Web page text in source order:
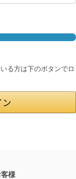
る方は下のボタンでロ
様